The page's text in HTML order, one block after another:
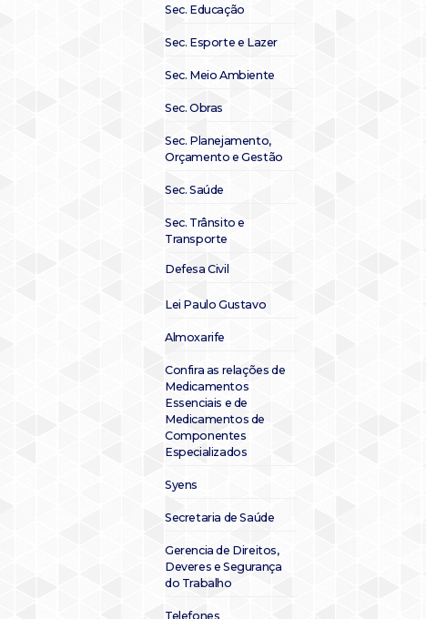
Sec. Educação
Sec. Esporte e Lazer
Sec. Meio Ambiente
Sec. Obras
Sec. Planejamento,
Orçamento e Gestão
Sec. Saúde
Sec. Trânsito e
Transporte
Defesa Civil
Lei Paulo Gustavo
Almoxarife
Confira as relações de
Medicamentos
Essenciais e de
Medicamentos de
Componentes
Especializados
Syens
Secretaria de Saúde
Gerencia de Direitos,
Deveres e Segurança
do Trabalho
Telefones